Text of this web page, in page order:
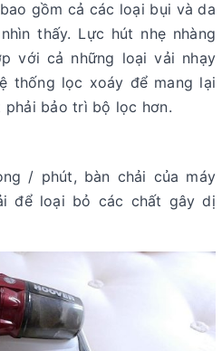
gồm cả các loại bụi và da
thấy. Lực hút nhẹ nhàng
với cả những loại vải nhạy
thống lọc xoáy để mang lại
bảo trì bộ lọc hơn.
/ phút, bàn chải của máy
để loại bỏ các chất gây dị